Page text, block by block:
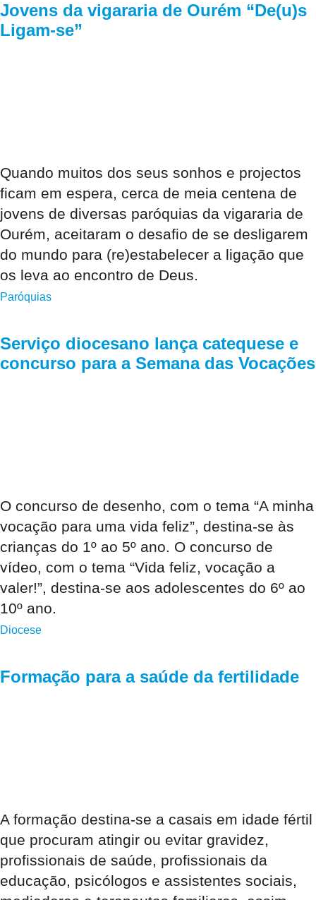
Jovens da vigararia de Ourém “De(u)s
Ligam-se”
Quando muitos dos seus sonhos e projectos
ficam em espera, cerca de meia centena de
jovens de diversas paróquias da vigararia de
Ourém, aceitaram o desafio de se desligarem
do mundo para (re)estabelecer a ligação que
os leva ao encontro de Deus.
Paróquias
Serviço diocesano lança catequese e
concurso para a Semana das Vocações
O concurso de desenho, com o tema “A minha
vocação para uma vida feliz”, destina-se às
crianças do 1º ao 5º ano. O concurso de
vídeo, com o tema “Vida feliz, vocação a
valer!”, destina-se aos adolescentes do 6º ao
10º ano.
Diocese
Formação para a saúde da fertilidade
A formação destina-se a casais em idade fértil
que procuram atingir ou evitar gravidez,
profissionais de saúde, profissionais da
educação, psicólogos e assistentes sociais,